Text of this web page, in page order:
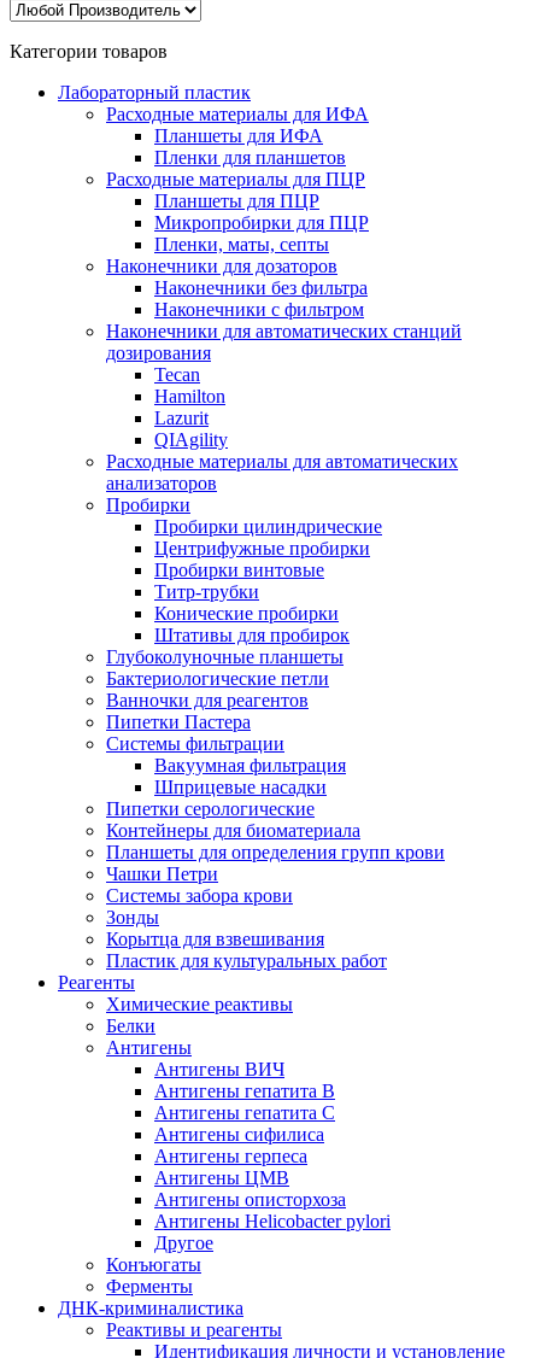
Категории товаров
Лабораторный пластик
Расходные материалы для ИФА
Планшеты для ИФА
Пленки для планшетов
Расходные материалы для ПЦР
Планшеты для ПЦР
Микропробирки для ПЦР
Пленки, маты, септы
Наконечники для дозаторов
Наконечники без фильтра
Наконечники с фильтром
Наконечники для автоматических станций
дозирования
Tecan
Hamilton
Lazurit
QIAgility
Расходные материалы для автоматических
анализаторов
Пробирки
Пробирки цилиндрические
Центрифужные пробирки
Пробирки винтовые
Титр-трубки
Конические пробирки
Штативы для пробирок
Глубоколуночные планшеты
Бактериологические петли
Ванночки для реагентов
Пипетки Пастера
Системы фильтрации
Вакуумная фильтрация
Шприцевые насадки
Пипетки серологические
Контейнеры для биоматериала
Планшеты для определения групп крови
Чашки Петри
Системы забора крови
Зонды
Корытца для взвешивания
Пластик для культуральных работ
Реагенты
Химические реактивы
Белки
Антигены
Антигены ВИЧ
Антигены гепатита B
Антигены гепатита C
Антигены сифилиса
Антигены герпеса
Антигены ЦМВ
Антигены описторхоза
Антигены Helicobacter pylori
Другое
Конъюгаты
Ферменты
ДНК-криминалистика
Реактивы и реагенты
Идентификация личности и установление